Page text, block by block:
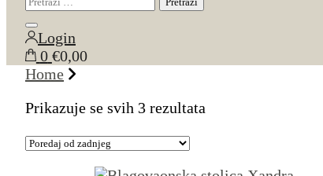
Close
search
Login
0 €0,00
Home
Prikazuje se svih 3 rezultata